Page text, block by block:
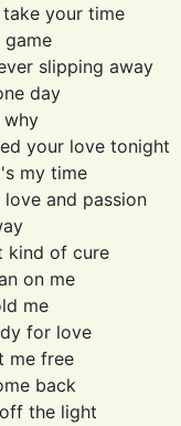
take your time
game
slipping away
day
why
your love tonight
my time
love and passion
kind of cure
on me
me
for love
me free
back
the light